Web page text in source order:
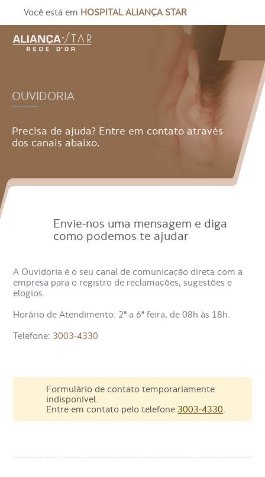
Você está em HOSPITAL ALIANÇA STAR
OUVIDORIA
Precisa de ajuda? Entre em contato através
dos canais abaixo.
Envie-nos uma mensagem e diga
como podemos te ajudar
A Ouvidoria é o seu canal de comunicação direta com a
empresa para o registro de reclamações, sugestões e
elogios.
Horário de Atendimento: 2ª a 6ª feira, de 08h às 18h.
Telefone: 3003-4330
Formulário de contato temporariamente
indisponível.
Entre em contato pelo telefone 3003-4330